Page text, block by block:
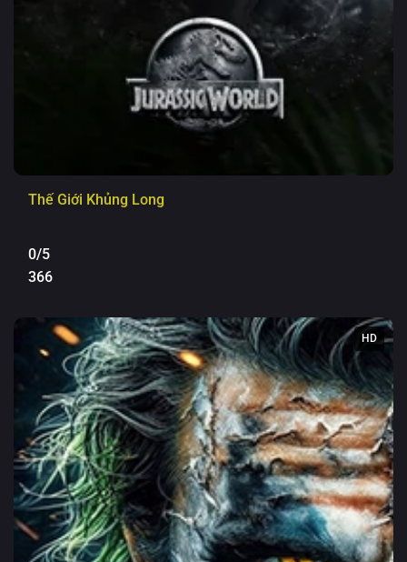
Thế Giới Khủng Long
0/5
366
HD